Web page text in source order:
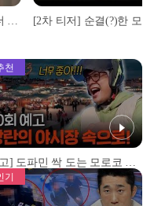
[1차티저] 한 번도 못 해본 남자, 한 번 더 하고 싶은 여자의 전쟁 같은 사랑 | 〈돌싱N모솔〉4월 14일 (화) 밤 10시 MBC every1 첫 방송
천
[예고] 도파민 싹 도는 모로코 야시장 투어!
기